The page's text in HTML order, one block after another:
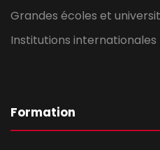
Grandes écoles et
Institutions
Formation